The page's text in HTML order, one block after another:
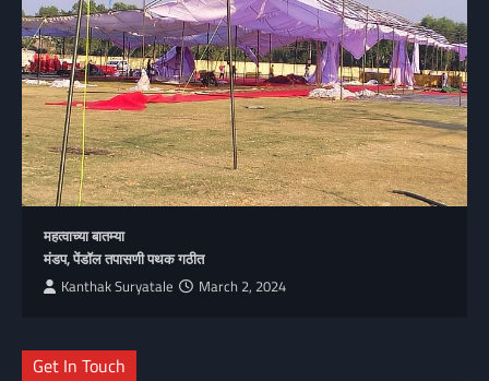
महत्वाच्या बातम्या
मंडप, पेंडॉल तपासणी पथक गठीत
Kanthak Suryatale March 2, 2024
Get In Touch